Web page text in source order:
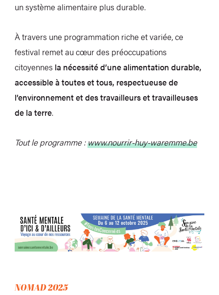
un système alimentaire plus durable.
À travers une programmation riche et variée, ce
festival remet au cœur des préoccupations
citoyennes la nécessité d’une alimentation durable,
accessible à toutes et tous, respectueuse de
l’environnement et des travailleurs et travailleuses
de la terre.
Tout le programme :www.nourrir-huy-waremme.be
NOMAD 2025